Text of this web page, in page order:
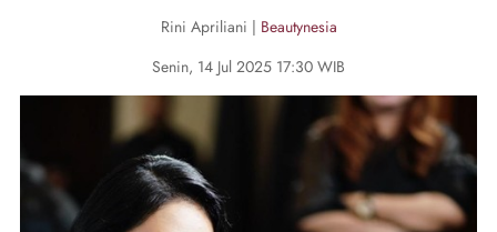
Rini Apriliani | Beautynesia
Senin, 14 Jul 2025 17:30 WIB